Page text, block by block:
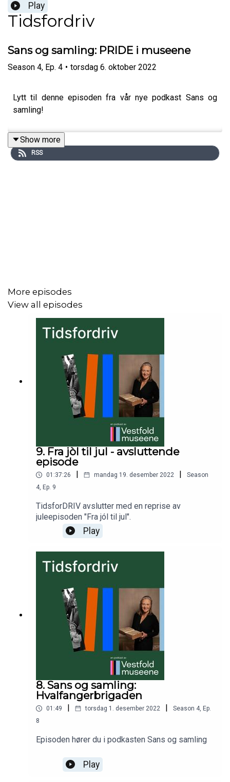
Play
Tidsfordriv
Sans og samling: PRIDE i museene
Season 4, Ep. 4 • torsdag 6. oktober 2022
Lytt til denne episoden fra vår nye podkast Sans og
samling!
Show more
RSS
More episodes
View all episodes
9. Fra jòl til jul - avsluttende
episode
01:37:26 | mandag 19. desember 2022 |
Season
4, Ep. 9
TidsforDRIV avslutter med en reprise av
juleepisoden "Fra jól til jul".
Play
8. Sans og samling:
Hvalfangerbrigaden
01:49 torsdag 1. desember 2022 Season 4, Ep.
8
Episoden hører du i podkasten Sans og samling
Play